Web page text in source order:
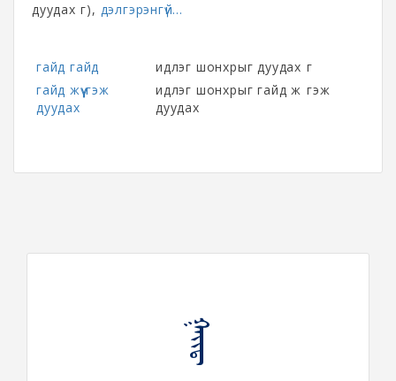
дуудах үг), дэлгэрэнгүй...
гайд гайд
идлэг шонхрыг дуудах үг
гайд жүү гэж
дуудах
идлэг шонхрыг гайд жүү гэж
дуудах
ᠭᠠᠶᠢᠳ᠋